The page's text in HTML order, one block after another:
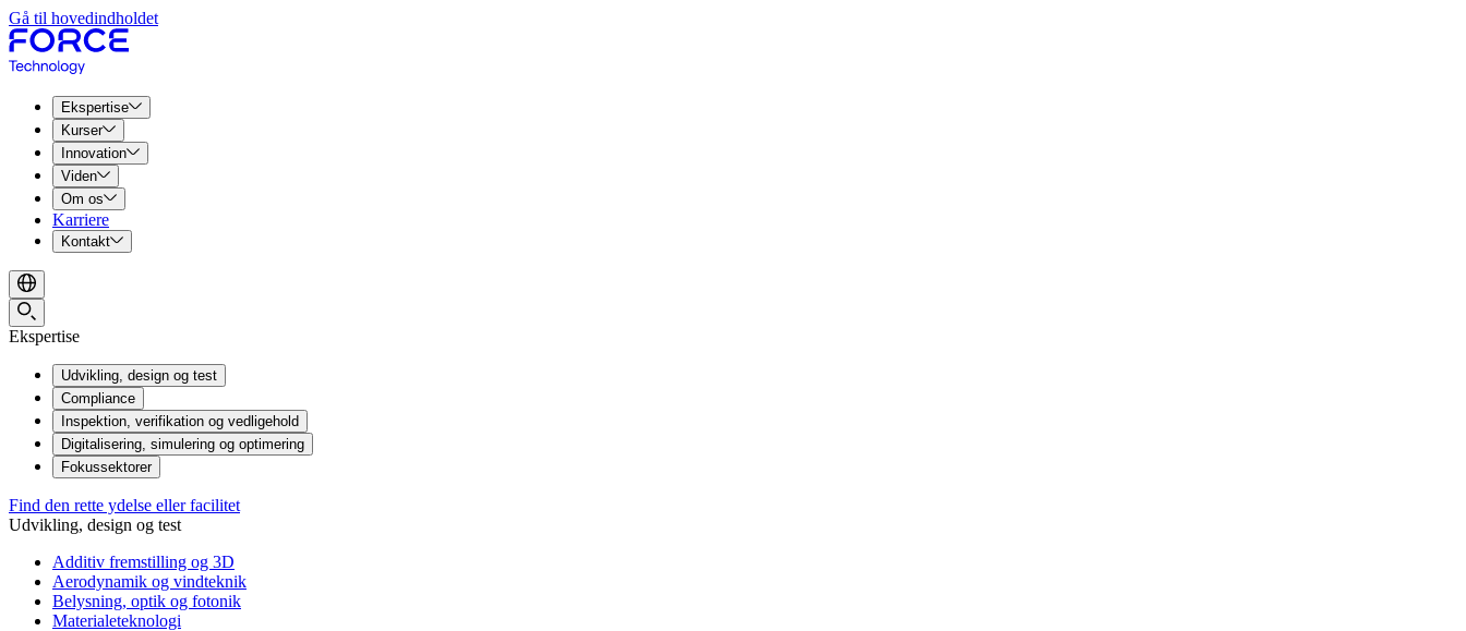
Gå til hovedindholdet
Ekspertise
Kurser
Innovation
Viden
Om os
Karriere
Kontakt
Ekspertise
Udvikling, design og test
Compliance
Inspektion, verifikation og vedligehold
Digitalisering, simulering og optimering
Fokussektorer
Find den rette ydelse eller facilitet
Udvikling, design og test
Additiv fremstilling og 3D
Aerodynamik og vindteknik
Belysning, optik og fotonik
Materialeteknologi